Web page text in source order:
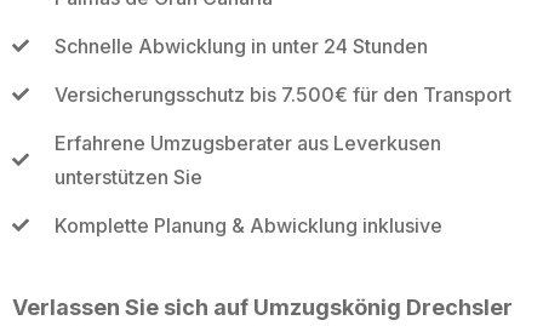
Schnelle Abwicklung in unter 24 Stunden
Versicherungsschutz bis 7.500€ für den Transport
Erfahrene Umzugsberater aus Leverkusen
unterstützen Sie
Komplette Planung & Abwicklung inklusive
Verlassen Sie sich auf Umzugskönig Drechsler